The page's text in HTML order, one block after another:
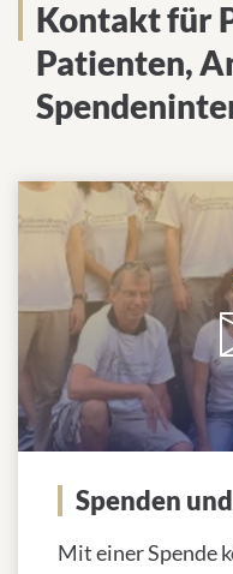
Kontakt für
Patienten,
Spenden
Mit einer Spende